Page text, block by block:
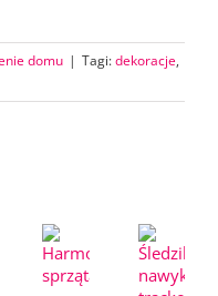
domu | Tagi:dekoracje,